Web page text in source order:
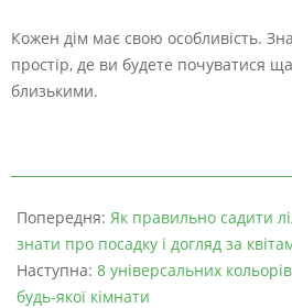
Кожен дім має свою особливість.
простір, де ви будете почуватися
близькими.
Попередня: Як правильно садити
знати про посадку і догляд за
Наступна: 8 універсальних кольорів
будь-якої кімнати